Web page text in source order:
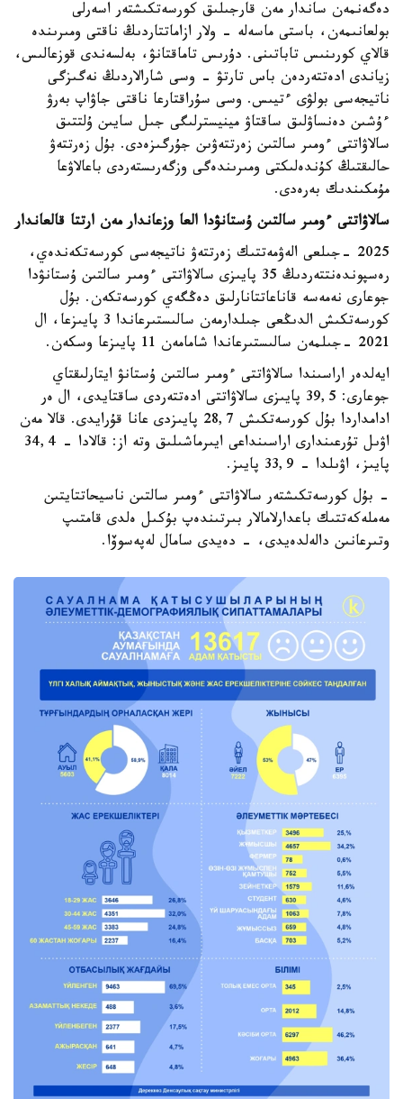
دەگەنمەن ساندار مەن قارجىلىق كورسەتكىشتەر اسەرلى
بولعانىمەن، باستى ماسەلە - ولار ازاماتتاردىڭ ناقتى ومىرىندە
قالاي كورىنىس تاباتىنى. دۇرىس تاماقتانۋ، بەلسەندى قوزعالىس،
زياندى ادەتتەردەن باس تارتۋ - وسى شارالاردىڭ نەگىزگى
ناتيجەسى بولۋى ءتيىس. وسى سۇراقتارعا ناقتى جاۋاپ بەرۋ
ءۇشىن دەنساۋلىق ساقتاۋ مينيسترلىگى جىل سايىن ۇلتتىق
سالاۋاتتى ءومىر سالتىن زەرتتەۋىن جۇرگىزەدى. بۇل زەرتتەۋ
حالىقتىڭ كۇندەلىكتى ومىرىندەگى وزگەرىستەردى باعالاۋعا
مۇمكىندىك بەرەدى.
سالاۋاتتى ءومىر سالتىن ۇستانۋدا العا وزعاندار مەن ارتتا قالعاندار
2025 -جىلعى الەۋمەتتىك زەرتتەۋ ناتيجەسى كورسەتكەندەي،
رەسپوندەنتتەردىڭ 35 پايىزى سالاۋاتتى ءومىر سالتىن ۇستانۋدا
جوعارى نەمەسە قاناعاتتانارلىق دەڭگەي كورسەتكەن. بۇل
كورسەتكىش الدىڭعى جىلدارمەن سالىستىرعاندا 3 پايىزعا، ال
2021 -جىلمەن سالىستىرعاندا شامامەن 11 پايىزعا وسكەن.
ايەلدەر اراسىندا سالاۋاتتى ءومىر سالتىن ۇستانۋ ايتارلىقتاي
جوعارى: 39,5 پايىزى سالاۋاتتى ادەتتەردى ساقتايدى، ال ەر
ادامداردا بۇل كورسەتكىش 28,7 پايىزدى عانا قۇرايدى. قالا مەن
اۋىل تۇرعىندارى اراسىنداعى ايىرماشىلىق وتە از: قالادا - 34,4
پايىز، اۋىلدا - 33,9 پايىز.
- بۇل كورسەتكىشتەر سالاۋاتتى ءومىر سالتىن ناسيحاتتايتىن
مەملەكەتتىك باعدارلامالار بىرتىندەپ بۇكىل ەلدى قامتىپ
وتىرعانىن دالەلدەيدى، - دەيدى سامال لەپەسوۆا.